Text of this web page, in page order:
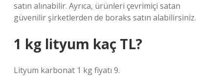
satın alınabilir. Ayrıca, ürünleri çevrimiçi satan
güvenilir şirketlerden de boraks satın alabilirsiniz.
1 kg lityum kaç TL?
Lityum karbonat 1 kg fiyatı 9.